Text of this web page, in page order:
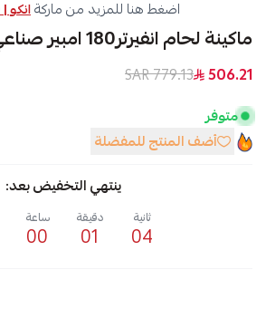
اضغط هنا للمزيد من ماركةانكو | INGCO
ماكينة لحام انفيرتر180 امبير صناعي
506.21
779.13 SAR
متوفر
أضف المنتج للمفضلة
ينتهي التخفيض بعد:
04
ثانية
01
دقيقة
00
ساعة